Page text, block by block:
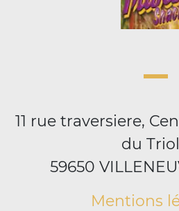
11 rue traversiere,
du
59650
Mentions